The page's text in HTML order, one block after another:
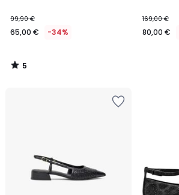
99,90 €
65,00 € -34%
5
/
169,00 €
80,00 €